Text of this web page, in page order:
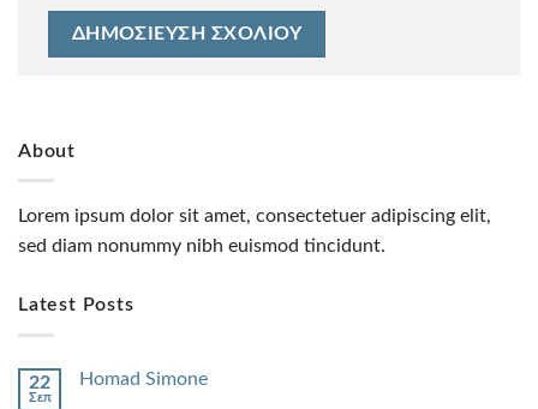
About
Lorem ipsum dolor sit amet, consectetuer adipiscing elit,
sed diam nonummy nibh euismod tincidunt.
Latest Posts
22
Σεπ
Homad Simone